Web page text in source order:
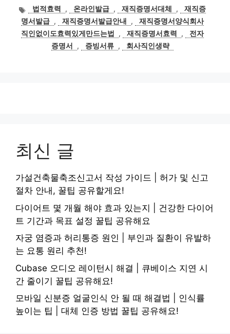
태
그
법적효력 , 온라인발급 , 재직증명서대체 ,
재직증
명서발급 , 재직증명서발급안내 ,
재직증명서양식회사
직인없이도효력있게만드는법
, 재직증명서효력 ,
전자
증명서
, 증빙서류 , 회사직인생략
최신 글
가설건축물축조신고서 작성 가이드 | 허가 및 신고
절차 안내, 꿀팁 공유할게요!
다이어트 몇 개월 해야 효과 있는지 | 건강한 다이어
트 기간과 목표 설정 꿀팁 공유해요
자궁 염증과 허리통증 원인 | 부인과 질환이 유발하
는 요통 원리 추천!
Cubase 오디오 레이턴시 해결 | 큐베이스 지연 시
간 줄이기 꿀팁 공유해요!
모바일 신분증 얼굴인식 안 될 때 해결법 | 인식률
높이는 팁 | 대체 인증 방법 꿀팁 공유해요!